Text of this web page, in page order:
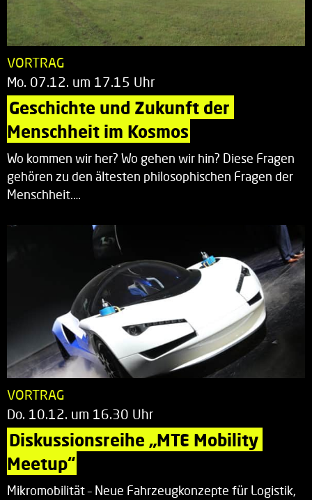
VORTRAG
Mo. 07.12. um 17.15 Uhr
Geschichte und Zukunft der
Menschheit im Kosmos
Wo kommen wir her? Wo gehen wir hin? Diese Fragen
gehören zu den ältesten philosophischen Fragen der
Menschheit.…
VORTRAG
Do. 10.12. um 16.30 Uhr
Diskussionsreihe „MTE Mobility
Meetup“
Mikromobilität – Neue Fahrzeugkonzepte für Logistik,